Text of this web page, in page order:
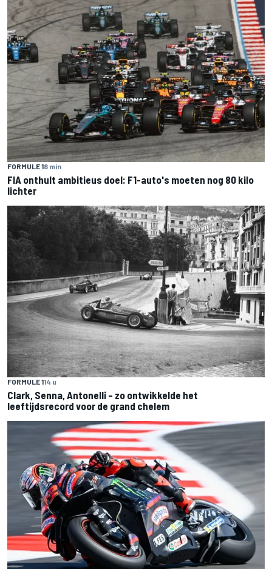
FORMULE 18 min
FIA onthult ambitieus doel: F1-auto's moeten nog 80 kilo
lichter
FORMULE 114 u
Clark, Senna, Antonelli – zo ontwikkelde het
leeftijdsrecord voor de grand chelem